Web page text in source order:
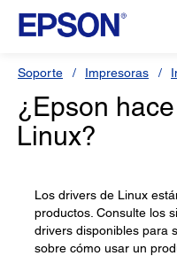
Soporte Impresoras
¿Epson
Linux?
Los drivers de Linux
productos. Consulte los
drivers disponibles para
sobre cómo usar un